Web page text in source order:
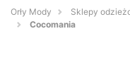
Orły Mody
Sklepy
Cocomania